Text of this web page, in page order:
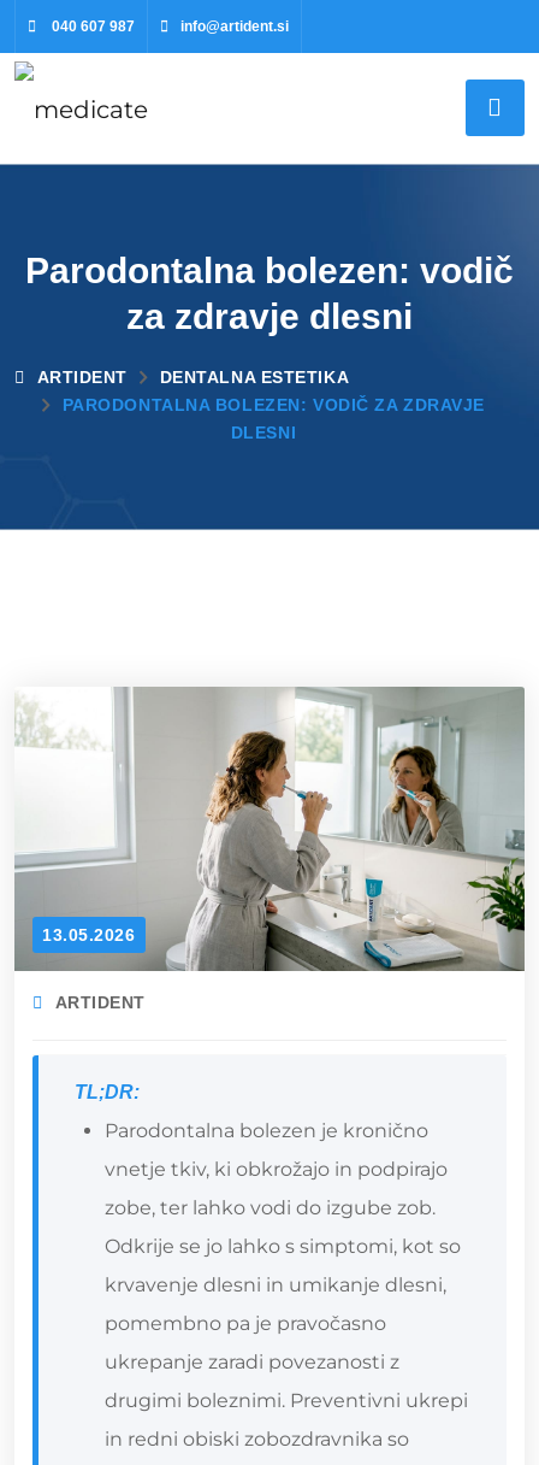
040 607 987 info@artident.si
Parodontalna bolezen: vodič
za zdravje dlesni
ARTIDENT
DENTALNA ESTETIKA
PARODONTALNA BOLEZEN: VODIČ ZA ZDRAVJE
DLESNI
13.05.2026
ARTIDENT
TL;DR:
Parodontalna bolezen je kronično
vnetje tkiv, ki obkrožajo in podpirajo
zobe, ter lahko vodi do izgube zob.
Odkrije se jo lahko s simptomi, kot so
krvavenje dlesni in umikanje dlesni,
pomembno pa je pravočasno
ukrepanje zaradi povezanosti z
drugimi boleznimi. Preventivni ukrepi
in redni obiski zobozdravnika so